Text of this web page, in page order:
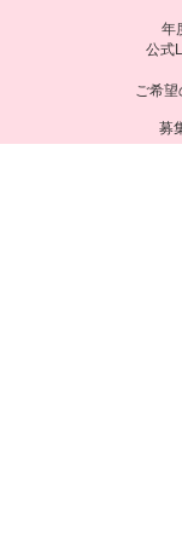
年
公式
ご希
募